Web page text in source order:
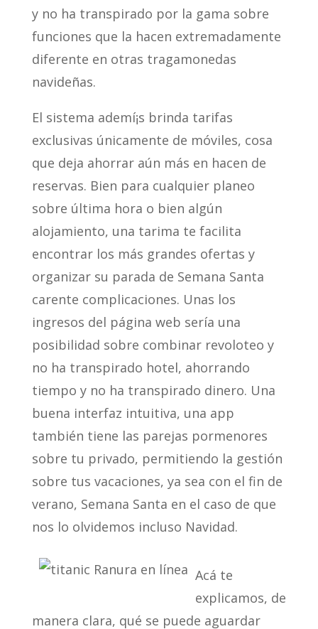
y no ha transpirado por la gama sobre
funciones que la hacen extremadamente
diferente en otras tragamonedas
navideñas.
El sistema ademí¡s brinda tarifas
exclusivas únicamente de móviles, cosa
que deja ahorrar aún más en hacen de
reservas. Bien para cualquier planeo
sobre última hora o bien algún
alojamiento, una tarima te facilita
encontrar los más grandes ofertas y
organizar su parada de Semana Santa
carente complicaciones. Unas los
ingresos del página web serí­a una
posibilidad sobre combinar revoloteo y
no ha transpirado hotel, ahorrando
tiempo y no ha transpirado dinero. Una
buena interfaz intuitiva, una app
también tiene las parejas pormenores
sobre tu privado, permitiendo la gestión
sobre tus vacaciones, ya sea con el fin de
verano, Semana Santa en el caso de que
nos lo olvidemos incluso Navidad.
Acá te
explicamos, de
manera clara, qué se puede aguardar